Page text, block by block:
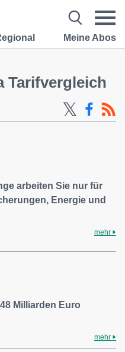
Meine Abos
Tarifvergleich
arbeiten Sie nur für
Energie und
mehr
Milliarden Euro
mehr